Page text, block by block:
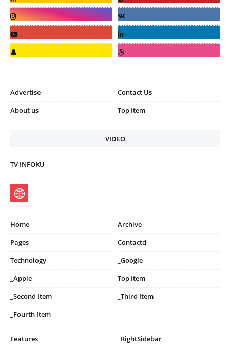
Advertise
Contact Us
About us
Top Item
VIDEO
TV INFOKU
Home
Archive
Pages
Contactd
Technology
_Google
_Apple
Top Item
_Second Item
_Third Item
_Fourth Item
Features
_RightSidebar